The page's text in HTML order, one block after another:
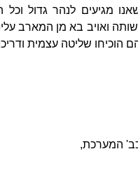
מגיעים לנהר גדול
ואויב בא מן המארב
הוכיחו שליטה עצמית
המערכת,